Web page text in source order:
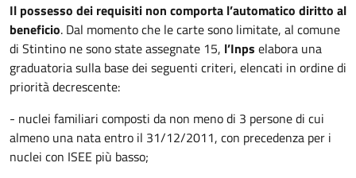
Il possesso dei requisiti non comporta l’automatico diritto al
beneficio. Dal momento che le carte sono limitate, al comune
di Stintino ne sono state assegnate 15, l’Inps elabora una
graduatoria sulla base dei seguenti criteri, elencati in ordine di
priorità decrescente:
- nuclei familiari composti da non meno di 3 persone di cui
almeno una nata entro il 31/12/2011, con precedenza per i
nuclei con ISEE più basso;